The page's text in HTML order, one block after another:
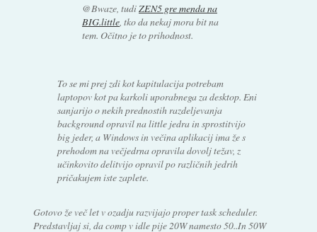
@Bwaze, tudi ZEN5 gre menda na
BIG.little, tko da nekaj mora bit na
tem. Očitno je to prihodnost.
To se mi prej zdi kot kapitulacija potrebam
laptopov kot pa karkoli uporabnega za desktop. Eni
sanjarijo o nekih prednostih razdeljevanja
background opravil na little jedra in sprostitvijo
big jeder, a Windows in večina aplikacij ima že s
prehodom na večjedrna opravila dovolj težav, z
učinkovito delitvijo opravil po različnih jedrih
pričakujem iste zaplete.
Gotovo že več let v ozadju razvijajo proper task scheduler.
Predstavljaj si, da comp v idle pije 20W namesto 50..In 50W